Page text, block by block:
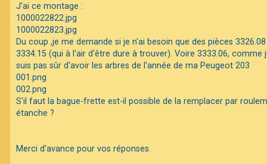
J'ai ce montage :
1000022822.jpg
1000022823.jpg
Du coup ,je me demande si je n'ai besoin que des pièces
3334.15 (qui à l'air d'être dure à trouver). Voire 3333.06, comme
suis pas sûr d'avoir les arbres de l'année de ma Peugeot 203
001.png
002.png
S'il faut la bague-frette est-il possible de la remplacer par
étanche ?
Merci d'avance pour vos réponses.